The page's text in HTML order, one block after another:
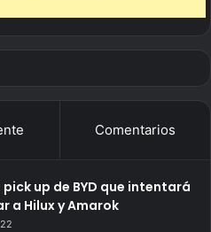
Comentarios
pick up de BYD que intentará
a Hilux y Amarok